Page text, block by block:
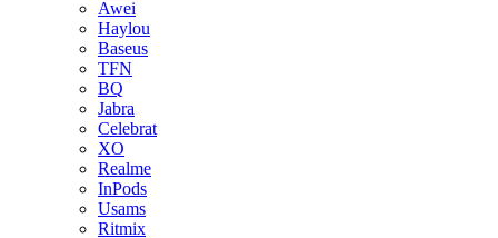
Awei
Haylou
Baseus
TFN
BQ
Jabra
Celebrat
XO
Realme
InPods
Usams
Ritmix